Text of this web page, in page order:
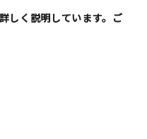
しく説明しています。ご